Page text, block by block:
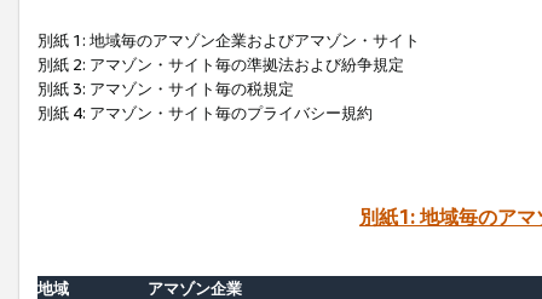
別紙 1: 地域毎のアマゾン企業およびアマゾン・サイト
別紙 2: アマゾン・サイト毎の準拠法および紛争規定
別紙 3: アマゾン・サイト毎の税規定
別紙 4: アマゾン・サイト毎のプライバシー規約
別紙1: 地域毎のア
地域
アマゾン企業